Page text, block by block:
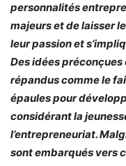
personnalités
majeurs et de laisser
leur passion et
Des idées
répandus comme le
épaules pour
considérant la
l’entrepreneuriat.
sont embarqués vers